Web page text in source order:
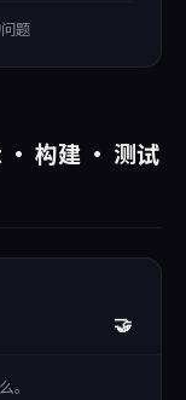
题
构建 · 测试
🤝
。